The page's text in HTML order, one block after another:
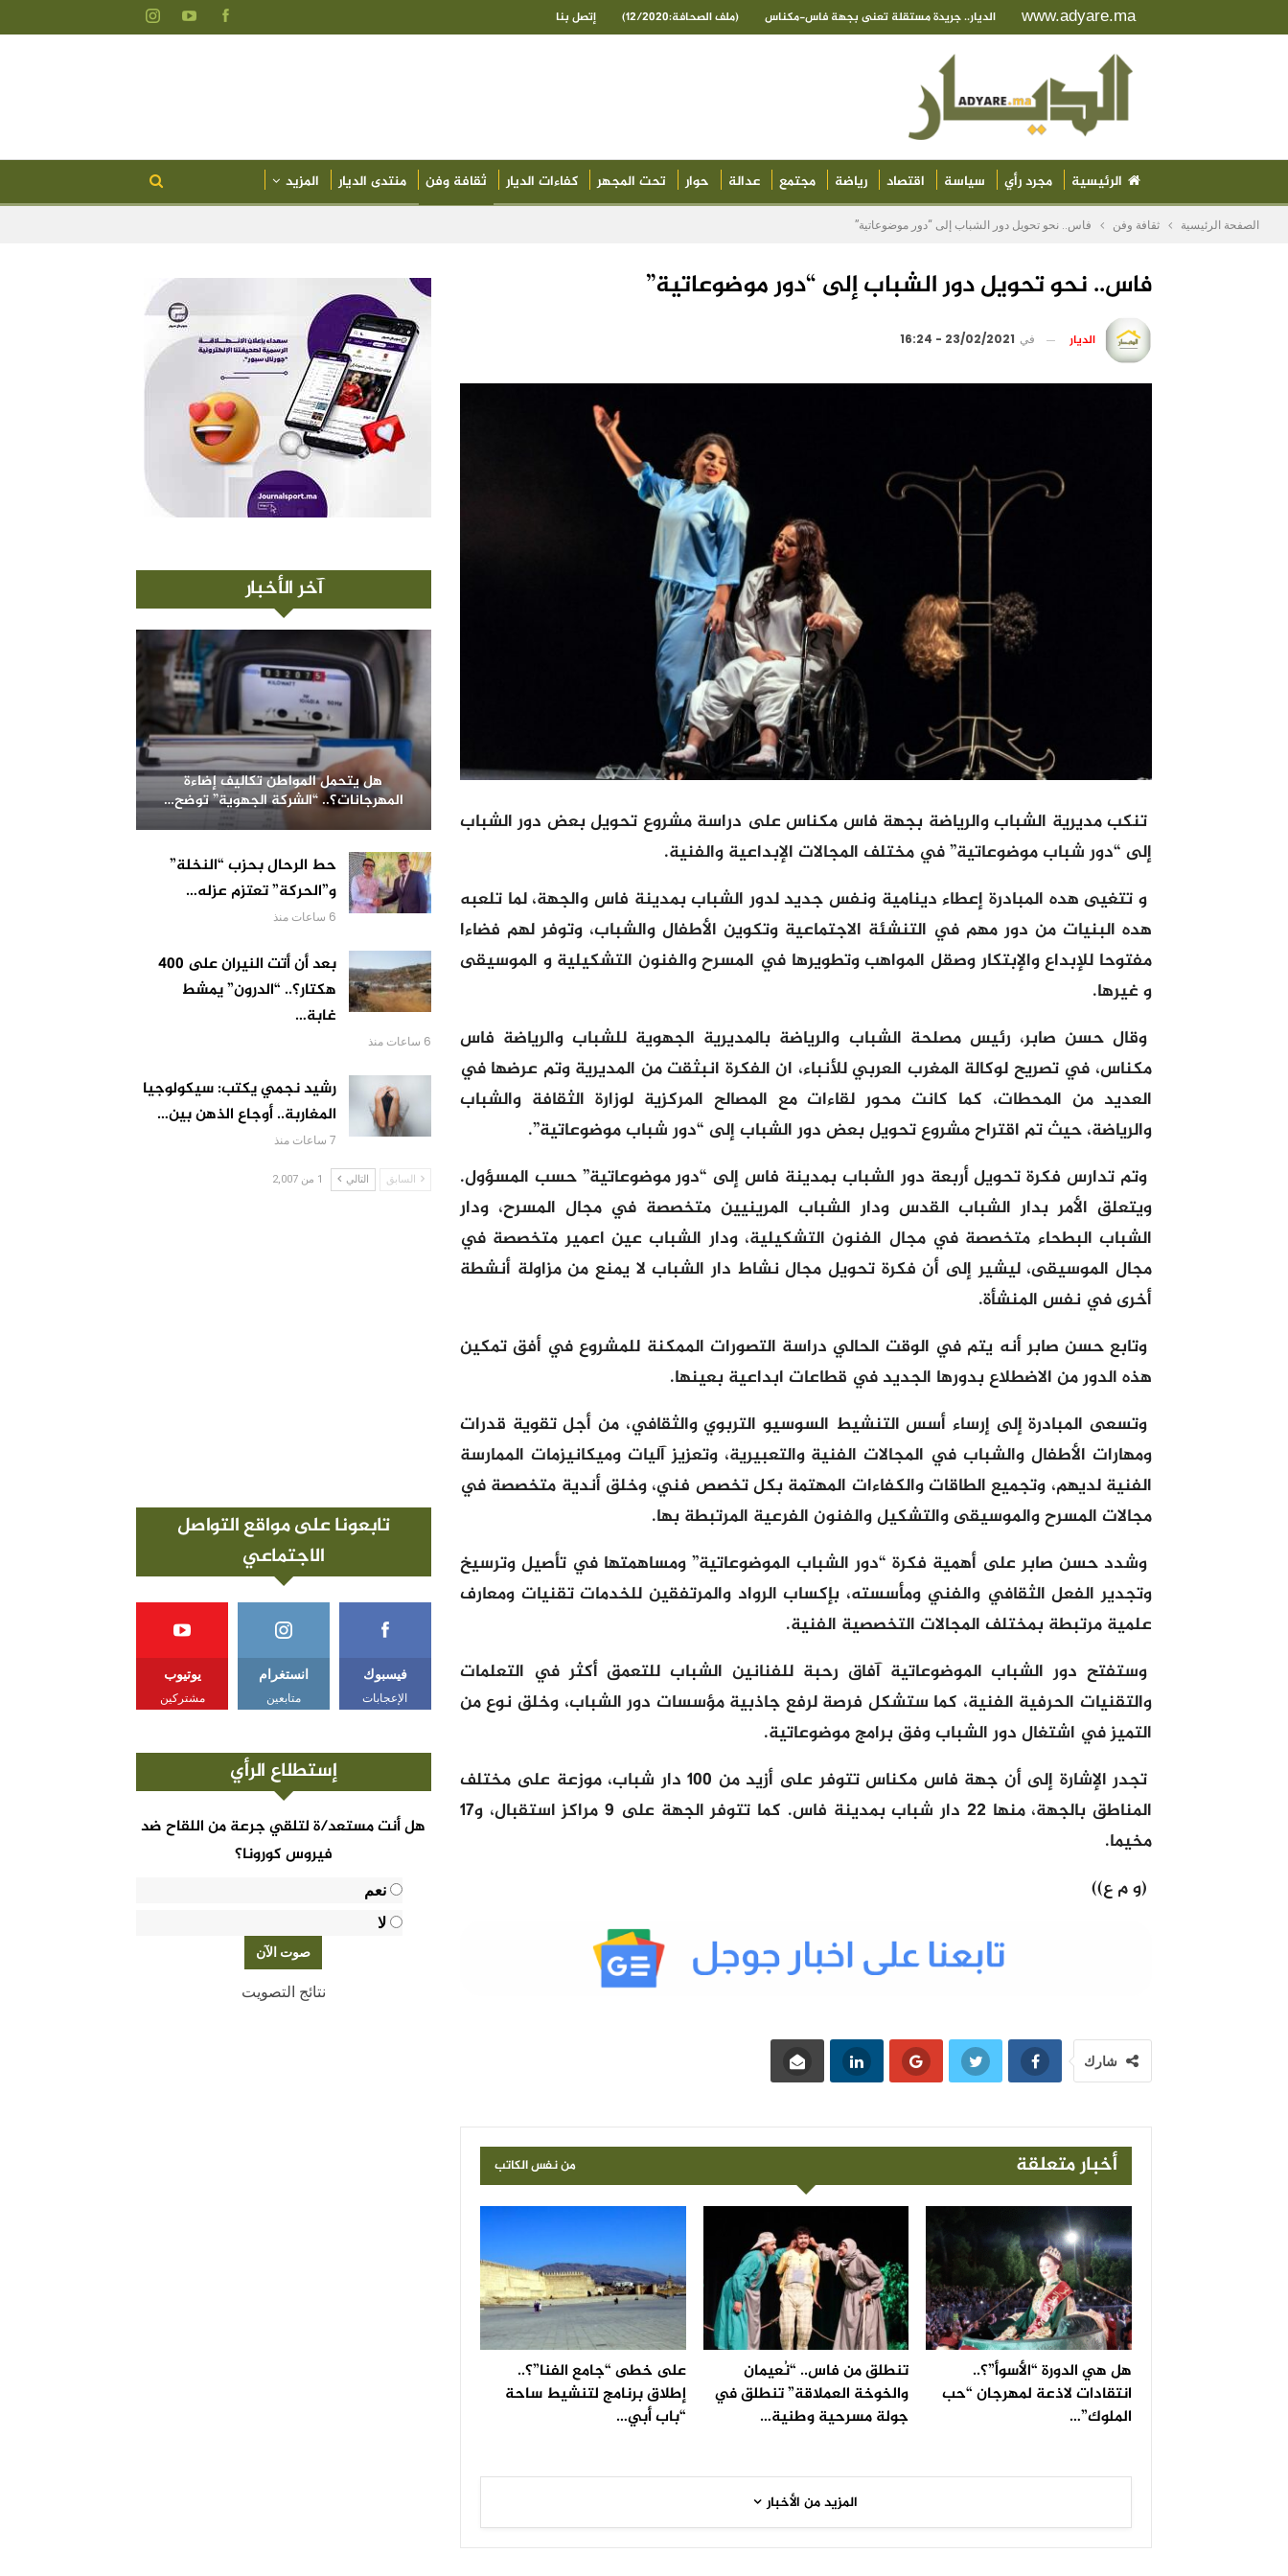
www.adyare.ma الديار.. جريدة مستقلة تعنى بجهة فاس-مكناس (ملف الصحافة:12/2020) إتصل بنا
الرئيسية مجرد رأي سياسة اقتصاد رياضة مجتمع عدالة حوار تحت المجهر كفاءات الديار ثقافة وفن منتدى الديار المزيد
الصفحة الرئيسية ثقافة وفن فاس.. نحو تحويل دور الشباب إلى “دور موضوعاتية”
فاس.. نحو تحويل دور الشباب إلى “دور موضوعاتية”
الديار في 23/02/2021 - 16:24
تنكب مديرية الشباب والرياضة بجهة فاس مكناس على دراسة مشروع تحويل بعض دور الشباب
إلى “دور شباب موضوعاتية” في مختلف المجالات الإبداعية والفنية.
و تتغيى هده المبادرة إعطاء دينامية ونفس جديد لدور الشباب بمدينة فاس والجهة، لما تلعبه
هده البنيات من دور مهم في التنشئة الاجتماعية وتكوين الأطفال والشباب، وتوفر لهم فضاءا
مفتوحا للإبداع والإبتكار وصقل المواهب وتطويرها في المسرح والفنون التشكيلية و الموسيقى
و غيرها.
وقال حسن صابر، رئيس مصلحة الشباب والرياضة بالمديرية الجهوية للشباب والرياضة فاس
مكناس، في تصريح لوكالة المغرب العربي للأنباء، ان الفكرة انبثقت من المديرية وتم عرضها في
العديد من المحطات، كما كانت محور لقاءات مع المصالح المركزية لوزارة الثقافة والشباب
والرياضة، حيث تم اقتراح مشروع تحويل بعض دور الشباب إلى “دور شباب موضوعاتية”.
وتم تدارس فكرة تحويل أربعة دور الشباب بمدينة فاس إلى “دور موضوعاتية” حسب المسؤول.
ويتعلق الأمر بدار الشباب القدس ودار الشباب المرينيين متخصصة في مجال المسرح، ودار
الشباب البطحاء متخصصة في مجال الفنون التشكيلية، ودار الشباب عين اعمير متخصصة في
مجال الموسيقى، ليشير إلى أن فكرة تحويل مجال نشاط دار الشباب لا يمنع من مزاولة أنشطة
أخرى في نفس المنشأة.
وتابع حسن صابر أنه يتم في الوقت الحالي دراسة التصورات الممكنة للمشروع في أفق تمكين
هذه الدور من الاضطلاع بدورها الجديد في قطاعات ابداعية بعينها.
وتسعى المبادرة إلى إرساء أسس التنشيط السوسيو التربوي والثقافي، من أجل تقوية قدرات
ومهارات الأطفال والشباب في المجالات الفنية والتعبيرية، وتعزيز آليات وميكانيزمات الممارسة
الفنية لديهم، وتجميع الطاقات والكفاءات المهتمة بكل تخصص فني، وخلق أندية متخصصة في
مجالات المسرح والموسيقى والتشكيل والفنون الفرعية المرتبطة بها.
وشدد حسن صابر على أهمية فكرة “دور الشباب الموضوعاتية” ومساهمتها في تأصيل وترسيخ
وتجدير الفعل الثقافي والفني ومأسسته، بإكساب الرواد والمرتفقين للخدمات تقنيات ومعارف
علمية مرتبطة بمختلف المجالات التخصصية الفنية.
وستفتح دور الشباب الموضوعاتية آفاق رحبة للفنانين الشباب للتعمق أكثر في التعلمات
والتقنيات الحرفية الفنية، كما ستشكل فرصة لرفع جاذبية مؤسسات دور الشباب، وخلق نوع من
التميز في اشتغال دور الشباب وفق برامج موضوعاتية.
تجدر الإشارة إلى أن جهة فاس مكناس تتوفر على أزيد من 100 دار شباب، موزعة على مختلف
المناطق بالجهة، منها 22 دار شباب بمدينة فاس. كما تتوفر الجهة على 9 مراكز استقبال، و17
مخيما.
(و م ع))
شارك
أخبار متعلقة من نفس الكاتب
هل هي الدورة “الأسوأ”؟..
انتقادات لاذعة لمهرجان “حب
الملوك”…
تنطلق من فاس.. “نُعيمان
والخوخة العملاقة” تنطلق في
جولة مسرحية وطنية…
على خطى “جامع الفنا”؟..
إطلاق برنامج لتنشيط ساحة
“باب أبي…
المزيد من الأخبار
آخر الأخبار
هل يتحمل المواطن تكاليف إضاءة
المهرجانات؟.. “الشركة الجهوية” توضح…
حط الرحال بحزب “النخلة”
و”الحركة” تعتزم عزله…
6 ساعات منذ
بعد أن أتت النيران على 400
هكتار؟.. “الدرون” يمشط
غابة…
6 ساعات منذ
رشيد نجمي يكتب: سيكولوجيا
المغاربة.. أوجاع الذهن بين…
7 ساعات منذ
السابق التالي 1 من 2,007
تابعونا على مواقع التواصل
الاجتماعي
فيسبوك
الإعجابات
انستغرام
متابعين
يوتيوب
مشتركين
إستطلاع الرأي
هل أنت مستعد/ة لتلقي جرعة من اللقاح ضد
فيروس كورونا؟
نعم
لا
نتائج التصويت